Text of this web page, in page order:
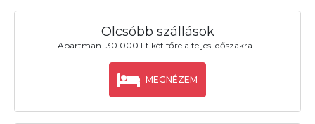
Olcsóbb szállások
Apartman 130.000 Ft két főre a teljes időszakra
MEGNÉZEM